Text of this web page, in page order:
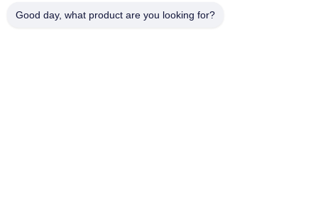
Good day, what product are you looking for?